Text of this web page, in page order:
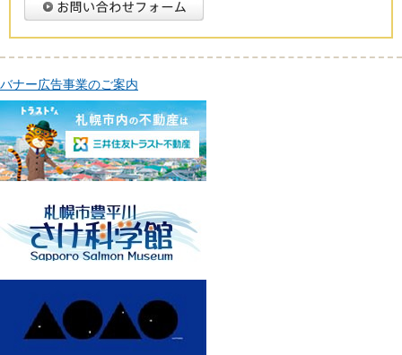
バナー広告事業のご案内